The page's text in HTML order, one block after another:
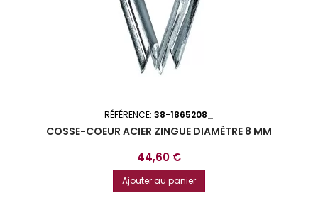
RÉFÉRENCE: 38-1865208_
COSSE-COEUR ACIER ZINGUE DIAMÈTRE 8 MM
Prix
44,60 €
Ajouter au panier